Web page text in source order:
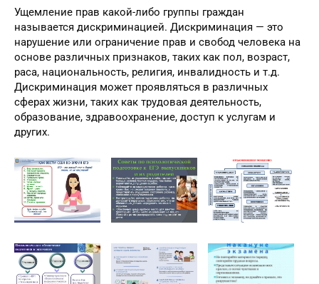
Ущемление прав какой-либо группы граждан
называется дискриминацией. Дискриминация — это
нарушение или ограничение прав и свобод человека на
основе различных признаков, таких как пол, возраст,
раса, национальность, религия, инвалидность и т.д.
Дискриминация может проявляться в различных
сферах жизни, таких как трудовая деятельность,
образование, здравоохранение, доступ к услугам и
других.